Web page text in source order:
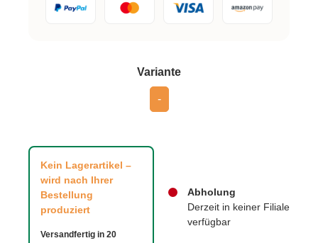
Kein Lagerartikel –
wird nach Ihrer
Bestellung
produziert
Versandfertig in 20
Abholung
Derzeit in keiner Filiale
verfügbar
Varianteauswählen
-